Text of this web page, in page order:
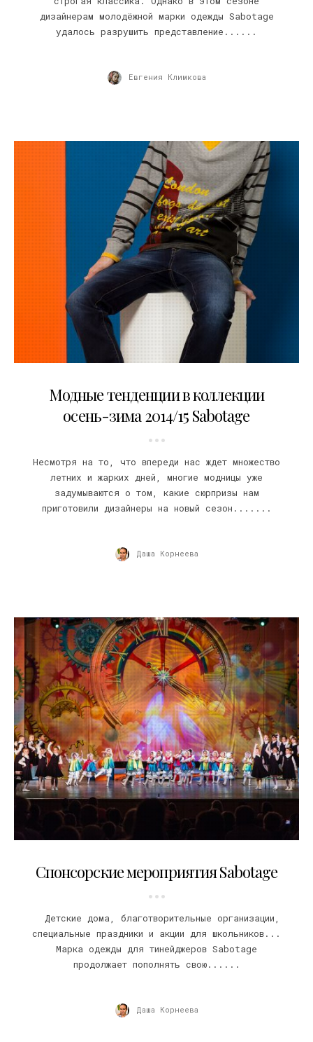
дизайнерам молодёжной марки одежды Sabotage
удалось разрушить представление......
Евгения Климкова
Модные тенденции в коллекции
осень-зима 2014/15 Sabotage
Несмотря на то, что впереди нас ждет множество
летних и жарких дней, многие модницы уже
задумываются о том, какие сюрпризы нам
приготовили дизайнеры на новый сезон.......
Даша Корнеева
Спонсорские мероприятия Sabotage
Детские дома, благотворительные организации,
специальные праздники и акции для школьников...
Марка одежды для тинейджеров Sabotage
продолжает пополнять свою......
Даша Корнеева